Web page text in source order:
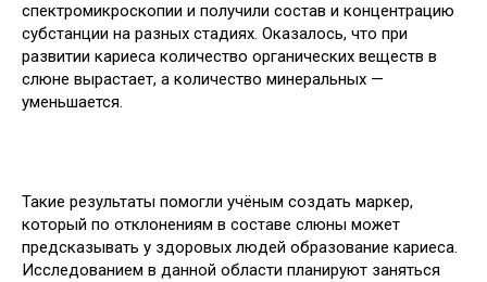
спектромикроскопии и получили состав и концентрацию
субстанции на разных стадиях. Оказалось, что при
развитии кариеса количество органических веществ в
слюне вырастает, а количество минеральных —
уменьшается.
Такие результаты помогли учёным создать маркер,
который по отклонениям в составе слюны может
предсказывать у здоровых людей образование кариеса.
Исследованием в данной области планируют заняться